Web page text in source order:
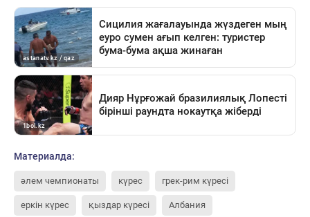
Материалда:
әлем чемпионаты күрес грек-рим күресі
еркін күрес қыздар күресі Албания